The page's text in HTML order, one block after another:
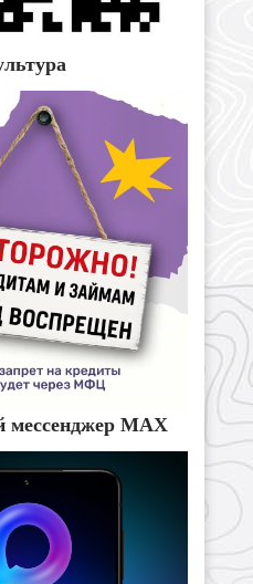
мессенджер MAX